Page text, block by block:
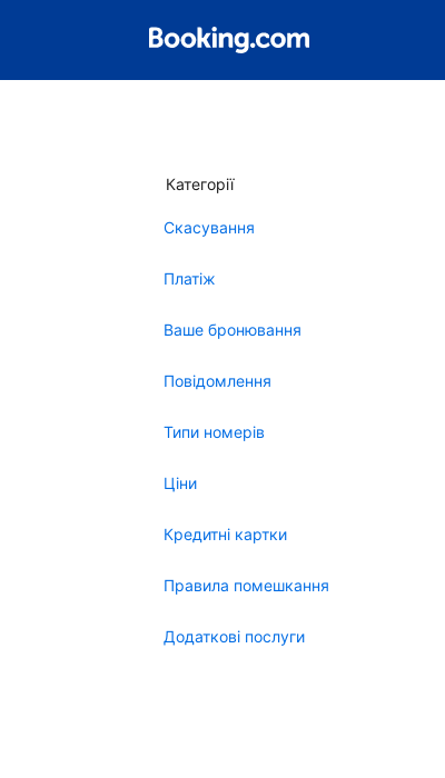
Категорії
Скасування
Платіж
Ваше бронювання
Повідомлення
Типи номерів
Ціни
Кредитні картки
Правила помешкання
Додаткові послуги